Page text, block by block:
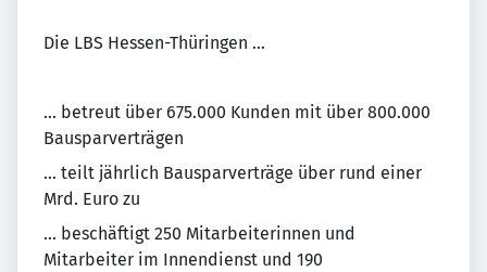
Die LBS Hessen-Thüringen …
... betreut über 675.000 Kunden mit über 800.000
Bausparverträgen
... teilt jährlich Bausparverträge über rund einer
Mrd. Euro zu
... beschäftigt 250 Mitarbeiterinnen und
Mitarbeiter im Innendienst und 190